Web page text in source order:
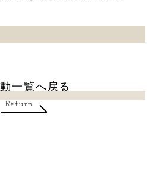
一覧へ戻る
Return